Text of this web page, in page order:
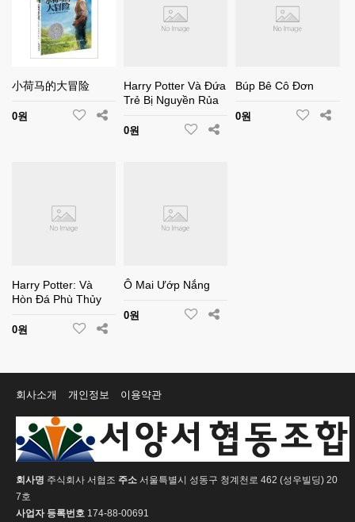
小荷马的大冒险
0원
Harry Potter Và Đứa
Trẻ Bị Nguyền Rủa
0원
Búp Bê Cô Đơn
0원
Harry Potter: Và
Hòn Đá Phù Thủy
0원
Ô Mai Ướp Nắng
0원
회사소개 개인정보 이용약관
회사명 주식회사 서협조 주소 서울특별시 성동구 청계천로 462 (성우빌딩) 20
7호
사업자 등록번호 174-88-00691